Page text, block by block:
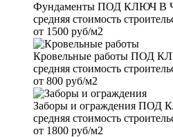
Фундаменты ПОД КЛЮЧ В
средняя стоимость
от 1500 руб/м2
Кровельные работы ПОД
средняя стоимость
от 800 руб/м2
Заборы и ограждения ПОД
средняя стоимость
от 1800 руб/м2